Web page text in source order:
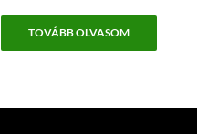
TOVÁBB OLVASOM